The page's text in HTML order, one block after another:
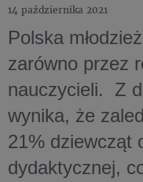
14 października 2021
Polska
zarówno przez
nauczycieli. Z
wynika, że
21% dziewcząt
dydaktycznej,